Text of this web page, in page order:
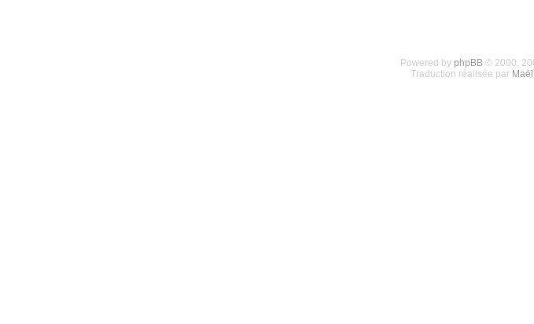
Powered by phpBB© 2000,
Traduction réalisée par